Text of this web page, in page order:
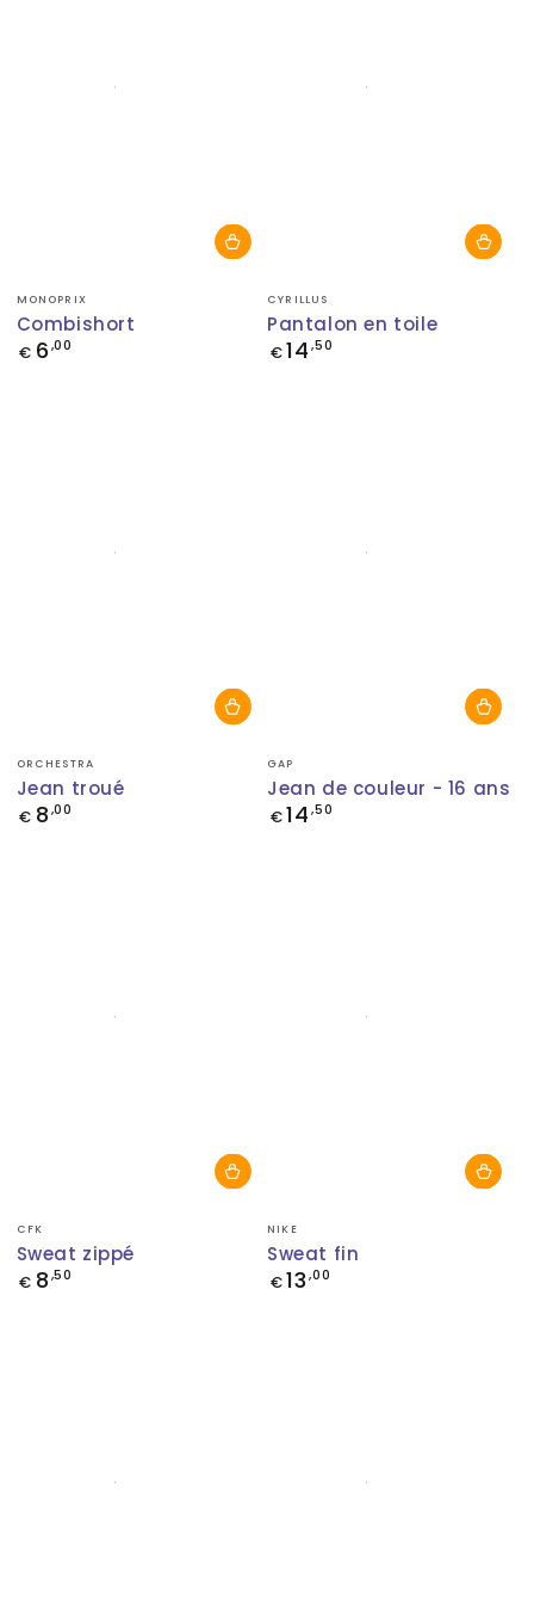
Fournisseur:
MONOPRIX
Combishort
Prix
€ 6 ,00
Fournisseur:
CYRILLUS
Pantalon en toile
Prix
€14 ,50
Fournisseur:
ORCHESTRA
Jean troué
Prix
€ 8 ,00
Fournisseur:
GAP
Jean de couleur - 16 ans
Prix
€14 ,50
Fournisseur:
CFK
Sweat zippé
Prix
€ 8 ,50
Fournisseur:
NIKE
Sweat fin
Prix
€13 ,00